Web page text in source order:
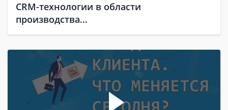
CRM-технологии в области
производства...